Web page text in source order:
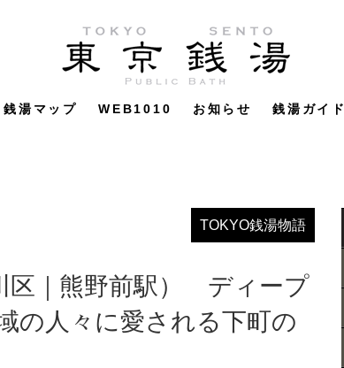
銭湯マップ WEB1010 お知らせ 銭湯ガイド
TOKYO銭湯物語
区｜熊野前駅） ディープ
の人々に愛される下町の